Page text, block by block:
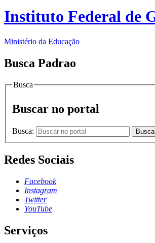
Instituto Federal de
Ministério da Educação
Busca Padrao
Busca
Buscar no portal
Busca:
Redes Sociais
Facebook
Instagram
Twitter
YouTube
Serviços